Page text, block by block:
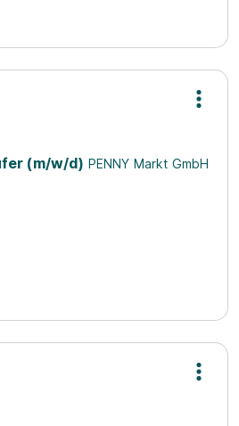
(m/w/d) PENNY Markt GmbH